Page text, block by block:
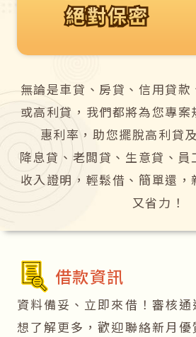
絕對保密
絕對保密
無論是車貸、房貸、信用貸
或高利貸，我們都將為您專
惠利率，助您擺脫高利貸
降息貸、老闆貸、生意貸、
收入證明，輕鬆借、簡單還
又省力！
借款資訊
資料備妥、立即來借！審核通
想了解更多，歡迎聯絡新月